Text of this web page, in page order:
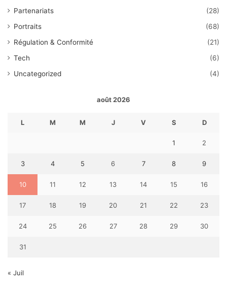
Partenariats
(28)
Portraits
(68)
Régulation & Conformité
(21)
Tech
(6)
Uncategorized
(4)
août 2026
L M M J V S D
1 2
3 4 5 6 7 8 9
10 11 12 13 14 15 16
17 18 19 20 21 22 23
24 25 26 27 28 29 30
31
« Juil